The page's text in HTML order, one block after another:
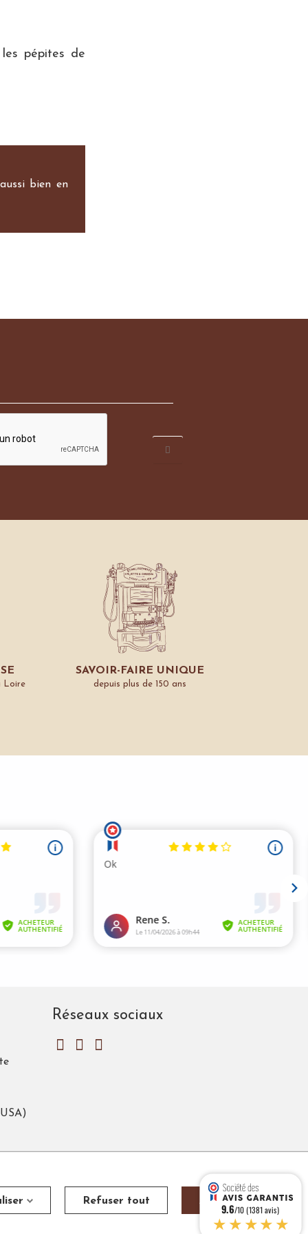
pépites de
bien en
Loire
SAVOIR-FAIRE UNIQUE
depuis plus de 150 ans
Réseaux sociaux
Cookies
Français 
Refuser tout Accepter tout
9.6/10 (1381 avis)
★★★★★